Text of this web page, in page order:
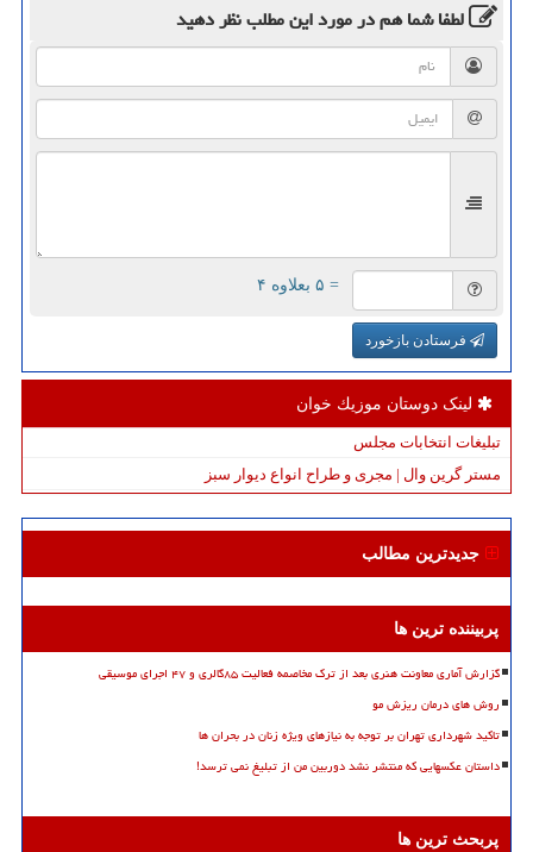
لطفا شما همدر مورد این مطلبنظر دهید
= ۵ بعلاوه ۴
فرستادن بازخورد
لینک دوستان موزیك خوان
تبلیغات انتخابات مجلس
مستر گرین وال | مجری و طراح انواع دیوار سبز
جدیدترین مطالب
پربیننده ترین ها
گزارش آماری معاونت هنری بعد از ترک مخاصمه فعالیت ۸۵گالری و ۴۷ اجرای موسیقی
روش های درمان ریزش مو
تاکید شهرداری تهران بر توجه به نیازهای ویژه زنان در بحران ها
داستان عکسهایی که منتشر نشد دوربین من از تبلیغ نمی ترسد!
پربحث ترین ها